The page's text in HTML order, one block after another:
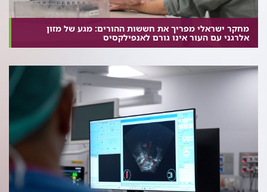
מחקר ישראלי מפריך את חששות ההורים: מגע של מזון
אלרגני עם העור אינו גורם לאנפילקסיס